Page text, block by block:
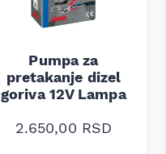
Pumpa za
pretakanje dizel
goriva 12V Lampa
2.650,00 RSD